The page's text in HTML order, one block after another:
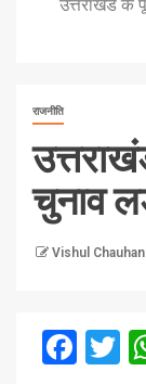
उत्तराखंड के
राजनीति
चुनाव
Vishul Chauhan